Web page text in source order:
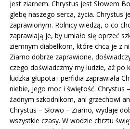
jest ziarnem. Chrystus jest Słowem
glebę naszego serca, życia. Chrystus
zaprawionym. Rolnicy wiedzą, o co
zaprawiają je, by umiało się oprzeć
ziemnym diabełkom, które chcą je z
Ziarno dobrze zaprawione,
czego doświadczmy my ludzie, aż po
ludzka głupota i perfidia zaprawiała
niebie, Jego moc i świętość. Chrystus
żadnym szkodnikom, ani grzechowi
Chrystus – Słowo – Ziarno, wydaje
wszystkie czasy. W wodzie chrztu